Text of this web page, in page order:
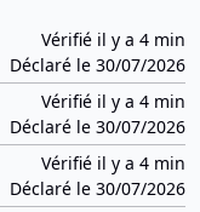
Vérifié il y a 4 min
Déclaré le 30/07/2026
Vérifié il y a 4 min
Déclaré le 30/07/2026
Vérifié il y a 4 min
Déclaré le 30/07/2026